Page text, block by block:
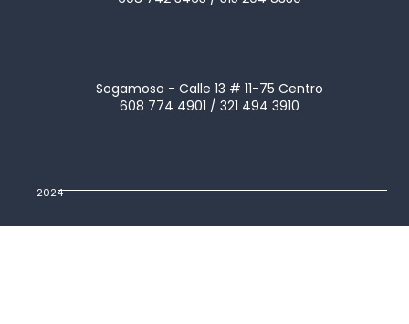
Sogamoso - Calle 13 # 11-75 Centro
608 774 4901 / 321 494 3910
2024